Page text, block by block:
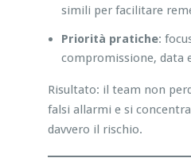
simili per facilitare
Priorità pratiche:
compromissione, data
Risultato: il team non
falsi allarmi e si
davvero il rischio.